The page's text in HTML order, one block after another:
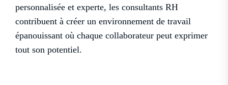
personnalisée et experte, les consultants RH
contribuent à créer un environnement de travail
épanouissant où chaque collaborateur peut exprimer
tout son potentiel.